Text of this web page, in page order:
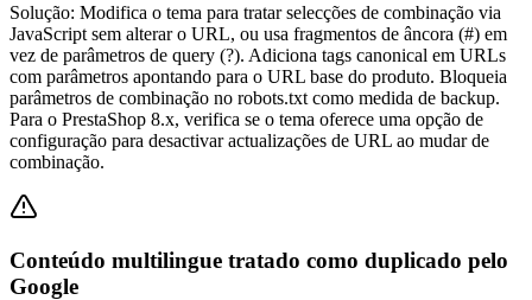
Solução: Modifica o tema para tratar selecções de combinação via
JavaScript sem alterar o URL, ou usa fragmentos de âncora (#) em
vez de parâmetros de query (?). Adiciona tags canonical em URLs
com parâmetros apontando para o URL base do produto. Bloqueia
parâmetros de combinação no robots.txt como medida de backup.
Para o PrestaShop 8.x, verifica se o tema oferece uma opção de
configuração para desactivar actualizações de URL ao mudar de
combinação.
Conteúdo multilingue tratado como duplicado pelo
Google